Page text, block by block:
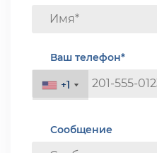
Ваш телефон*
+1
+1
Сообщение